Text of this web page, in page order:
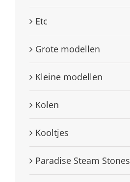
Etc
Grote modellen
Kleine modellen
Kolen
Kooltjes
Paradise Steam Stones